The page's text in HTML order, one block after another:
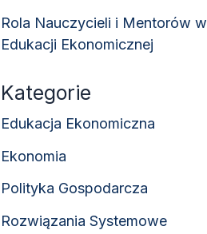
Rola Nauczycieli i Mentorów w
Edukacji Ekonomicznej
Kategorie
Edukacja Ekonomiczna
Ekonomia
Polityka Gospodarcza
Rozwiązania Systemowe